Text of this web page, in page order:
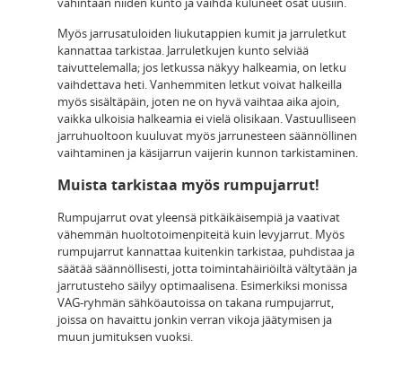
Myös jarrusatuloiden liukutappien kumit ja jarruletkut
kannattaa tarkistaa. Jarruletkujen kunto selviää
taivuttelemalla; jos letkussa näkyy halkeamia, on letku
vaihdettava heti. Vanhemmiten letkut voivat halkeilla
myös sisältäpäin, joten ne on hyvä vaihtaa aika ajoin,
vaikka ulkoisia halkeamia ei vielä olisikaan. Vastuulliseen
jarruhuoltoon kuuluvat myös jarrunesteen säännöllinen
vaihtaminen ja käsijarrun vaijerin kunnon tarkistaminen.
Muista tarkistaa myös rumpujarrut!
Rumpujarrut ovat yleensä pitkäikäisempiä ja vaativat
vähemmän huoltotoimenpiteitä kuin levyjarrut. Myös
rumpujarrut kannattaa kuitenkin tarkistaa, puhdistaa ja
säätää säännöllisesti, jotta toimintahäiriöiltä vältytään ja
jarrutusteho säilyy optimaalisena. Esimerkiksi monissa
VAG-ryhmän sähköautoissa on takana rumpujarrut,
joissa on havaittu jonkin verran vikoja jäätymisen ja
muun jumituksen vuoksi.